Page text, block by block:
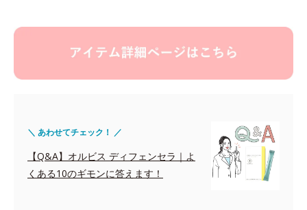
＼ あわせてチェック！ ／
【Q&A】オルビス ディフェンセラ｜よ
くある10のギモンに答えます！